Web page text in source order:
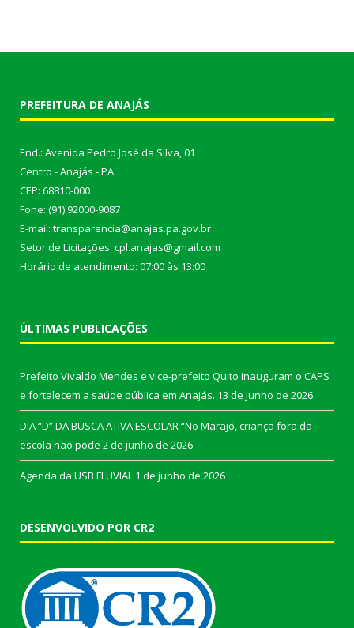
PREFEITURA DE ANAJÁS
End.: Avenida Pedro José da Silva, 01
Centro - Anajás - PA
CEP: 68810-000
Fone: (91) 92000-9087
E-mail: transparencia@anajas.pa.gov.br
Setor de Licitações: cpl.anajas@gmail.com
Horário de atendimento: 07:00 às 13:00
ÚLTIMAS PUBLICAÇÕES
Prefeito Vivaldo Mendes e vice-prefeito Quito inauguram o CAPS
e fortalecem a saúde pública em Anajás. 13 de junho de 2026
DIA “D” DA BUSCA ATIVA ESCOLAR “No Marajó, criança fora da
escola não pode 2 de junho de 2026
Agenda da USB FLUVIAL 1 de junho de 2026
DESENVOLVIDO POR CR2